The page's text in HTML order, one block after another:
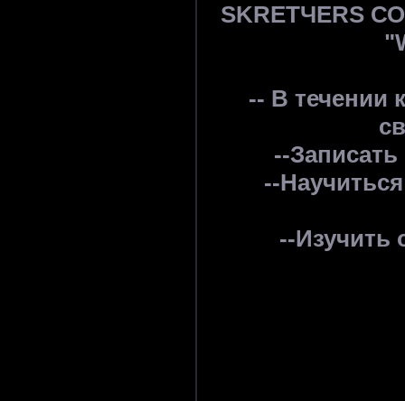
SKRETЧERS
-- В течении
--
--
--Изучить